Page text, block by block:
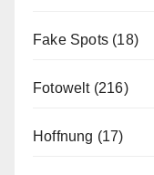
Fake Spots (18)
Fotowelt(216)
Hoffnung (17)